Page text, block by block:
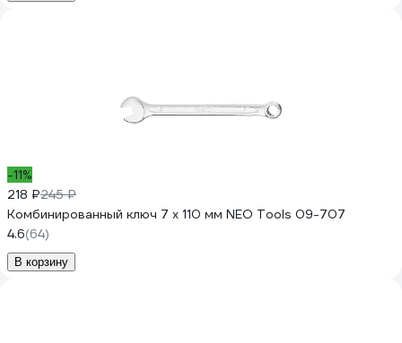
-11%
218 ₽245 ₽
Комбинированный ключ 7 x 110 мм NEO Tools 09-707
4.6(64)
В корзину